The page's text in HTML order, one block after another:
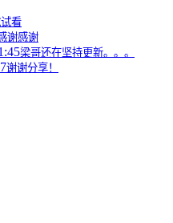
看
谢感谢
梁哥还在坚持更新。。。
谢谢分享！